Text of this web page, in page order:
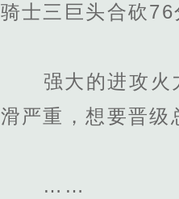
骑士三巨头合砍76
强大的进攻火力
滑严重，想要晋级
……